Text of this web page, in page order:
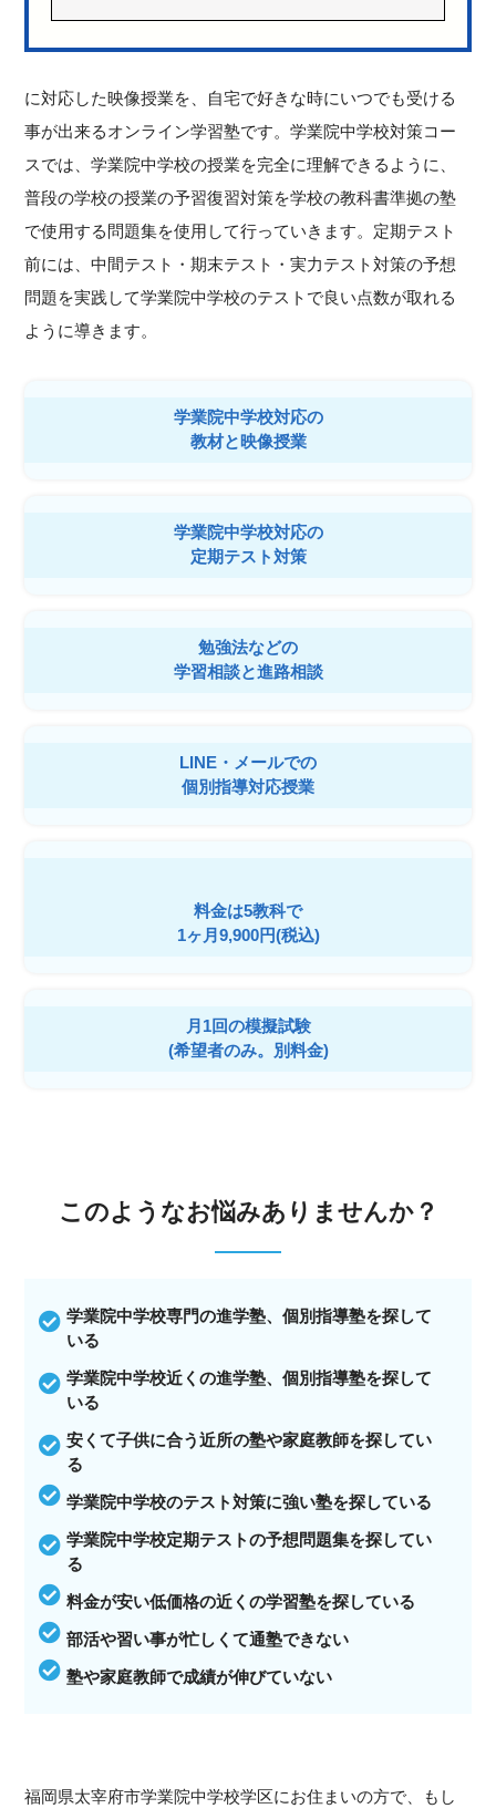
に対応した映像授業を、自宅で好きな時にいつでも受ける
事が出来るオンライン学習塾です。学業院中学校対策コー
スでは、学業院中学校の授業を完全に理解できるように、
普段の学校の授業の予習復習対策を学校の教科書準拠の塾
で使用する問題集を使用して行っていきます。定期テスト
前には、中間テスト・期末テスト・実力テスト対策の予想
問題を実践して学業院中学校のテストで良い点数が取れる
ように導きます。
学業院中学校対応の
教材と映像授業
学業院中学校対応の
定期テスト対策
勉強法などの
学習相談と進路相談
LINE・メールでの
個別指導対応授業
料金は5教科で
1ヶ月9,900円(税込)
月1回の模擬試験
(希望者のみ。別料金)
このようなお悩みありませんか？
学業院中学校専門の進学塾、個別指導塾を探して
いる
学業院中学校近くの進学塾、個別指導塾を探して
いる
安くて子供に合う近所の塾や家庭教師を探してい
る
学業院中学校のテスト対策に強い塾を探している
学業院中学校定期テストの予想問題集を探してい
る
料金が安い低価格の近くの学習塾を探している
部活や習い事が忙しくて通塾できない
塾や家庭教師で成績が伸びていない
福岡県太宰府市学業院中学校学区にお住まいの方で、もし